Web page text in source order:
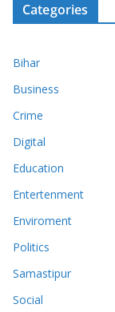
Categories
Bihar
Business
Crime
Digital
Education
Entertenment
Enviroment
Politics
Samastipur
Social